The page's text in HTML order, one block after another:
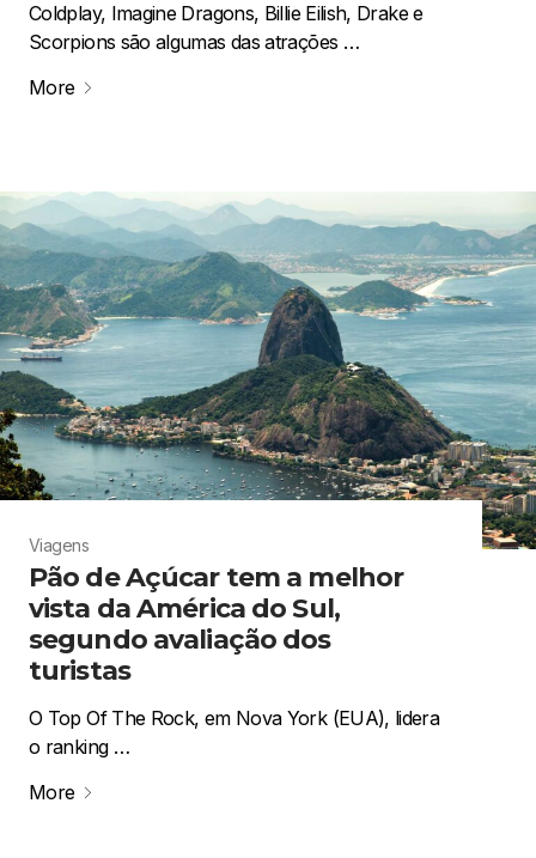
Coldplay, Imagine Dragons, Billie Eilish, Drake e
Scorpions são algumas das atrações …
More
Viagens
Pão de Açúcar tem a melhor
vista da América do Sul,
segundo avaliação dos
turistas
O Top Of The Rock, em Nova York (EUA), lidera
o ranking …
More